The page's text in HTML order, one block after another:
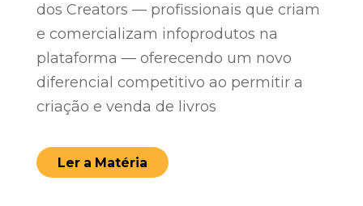
dos Creators — profissionais que criam
e comercializam infoprodutos na
plataforma — oferecendo um novo
diferencial competitivo ao permitir a
criação e venda de livros
Ler a Matéria